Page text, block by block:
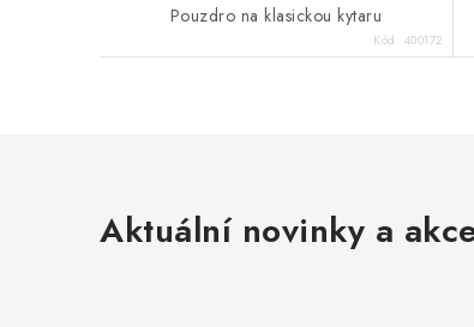
Pouzdro na klasickou kytaru
Kód: 400172
Aktuální novinky a